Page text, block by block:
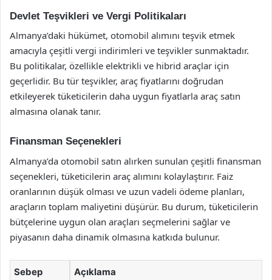
Devlet Teşvikleri ve Vergi Politikaları
Almanya’daki hükümet, otomobil alımını teşvik etmek
amacıyla çeşitli vergi indirimleri ve teşvikler sunmaktadır.
Bu politikalar, özellikle elektrikli ve hibrid araçlar için
geçerlidir. Bu tür teşvikler, araç fiyatlarını doğrudan
etkileyerek tüketicilerin daha uygun fiyatlarla araç satın
almasına olanak tanır.
Finansman Seçenekleri
Almanya’da otomobil satın alırken sunulan çeşitli finansman
seçenekleri, tüketicilerin araç alımını kolaylaştırır. Faiz
oranlarının düşük olması ve uzun vadeli ödeme planları,
araçların toplam maliyetini düşürür. Bu durum, tüketicilerin
bütçelerine uygun olan araçları seçmelerini sağlar ve
piyasanın daha dinamik olmasına katkıda bulunur.
Sebep Açıklama